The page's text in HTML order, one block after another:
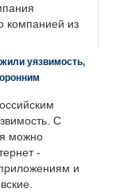
компанией из
уязвимость,
С
можно
-
и